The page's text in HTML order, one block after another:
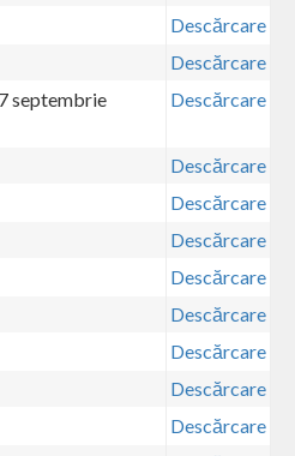
Descărcare
Descărcare
septembrie
Descărcare
Descărcare
Descărcare
Descărcare
Descărcare
Descărcare
Descărcare
Descărcare
Descărcare